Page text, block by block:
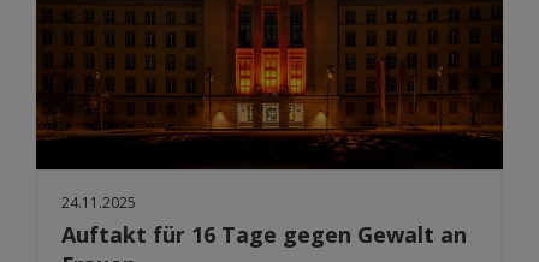
24.11.2025
Auftakt für 16 Tage gegen Gewalt an